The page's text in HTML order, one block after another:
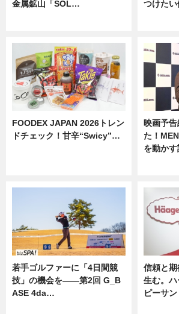
金属鉱山「SOL…
つけた
FOODEX JAPAN 2026トレン
ドチェック！甘辛“Swicy”…
映画予
た！
を動かす
若手ゴルファーに「4日間競
技」の機会を——第2回 G_B
ASE 4da…
信頼と
生む。
ピーサ